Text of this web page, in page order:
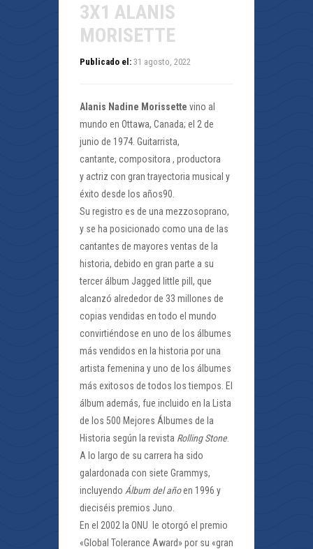
3X1 ALANIS
MORISETTE
Publicado el: 31 agosto, 2022
Alanis Nadine Morissette vino al
mundo en Ottawa, Canada; el 2 de
junio de 1974. Guitarrista,
cantante, compositora , productora
y actriz con gran trayectoria musical y
éxito desde los años90.
Su registro es de una mezzosoprano,
y se ha posicionado como una de las
cantantes de mayores ventas de la
historia, debido en gran parte a su
tercer álbum Jagged little pill, que
alcanzó alrededor de 33 millones de
copias vendidas en todo el mundo
convirtiéndose en uno de los álbumes
más vendidos en la historia por una
artista femenina y uno de los álbumes
más exitosos de todos los tiempos. El
álbum además, fue incluido en la Lista
de los 500 Mejores Álbumes de la
Historia según la revista Rolling Stone.
A lo largo de su carrera ha sido
galardonada con siete Grammys,
incluyendo Álbum del añoen 1996 y
dieciséis premios Juno.
En el 2002 la ONU le otorgó el premio
«Global Tolerance Award» por su «gran